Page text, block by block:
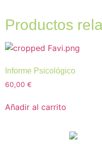
Productos
Informe Psicológico
60,00 €
Añadir al carrito